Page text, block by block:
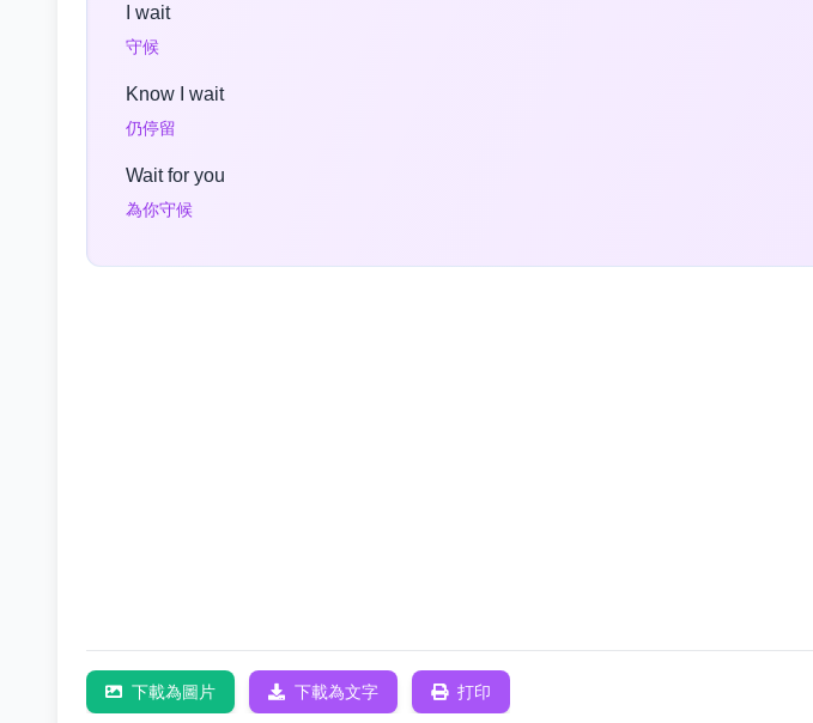
I wait
守候
Know I wait
仍停留
Wait for you
為你守候
下載為圖片 下載為文字 打印